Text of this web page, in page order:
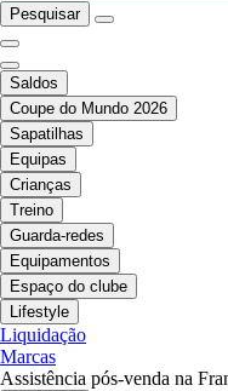
Pesquisar
Saldos
Coupe do Mundo 2026
Sapatilhas
Equipas
Crianças
Treino
Guarda-redes
Equipamentos
Espaço do clube
Lifestyle
Liquidação
Marcas
Assistência pós-venda na